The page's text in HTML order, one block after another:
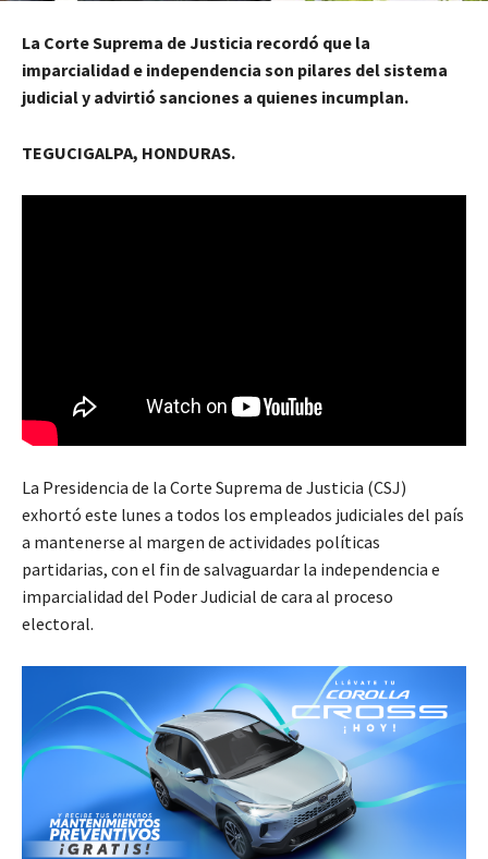
La Corte Suprema de Justicia recordó que la
imparcialidad e independencia son pilares del sistema
judicial y advirtió sanciones a quienes incumplan.
TEGUCIGALPA, HONDURAS.
La Presidencia de la Corte Suprema de Justicia (CSJ)
exhortó este lunes a todos los empleados judiciales del país
a mantenerse al margen de actividades políticas
partidarias, con el fin de salvaguardar la independencia e
imparcialidad del Poder Judicial de cara al proceso
electoral.